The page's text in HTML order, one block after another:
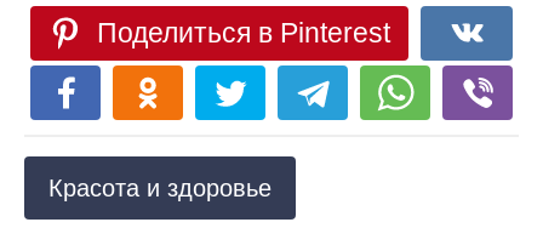
Поделиться в Pinterest
Красота и здоровье